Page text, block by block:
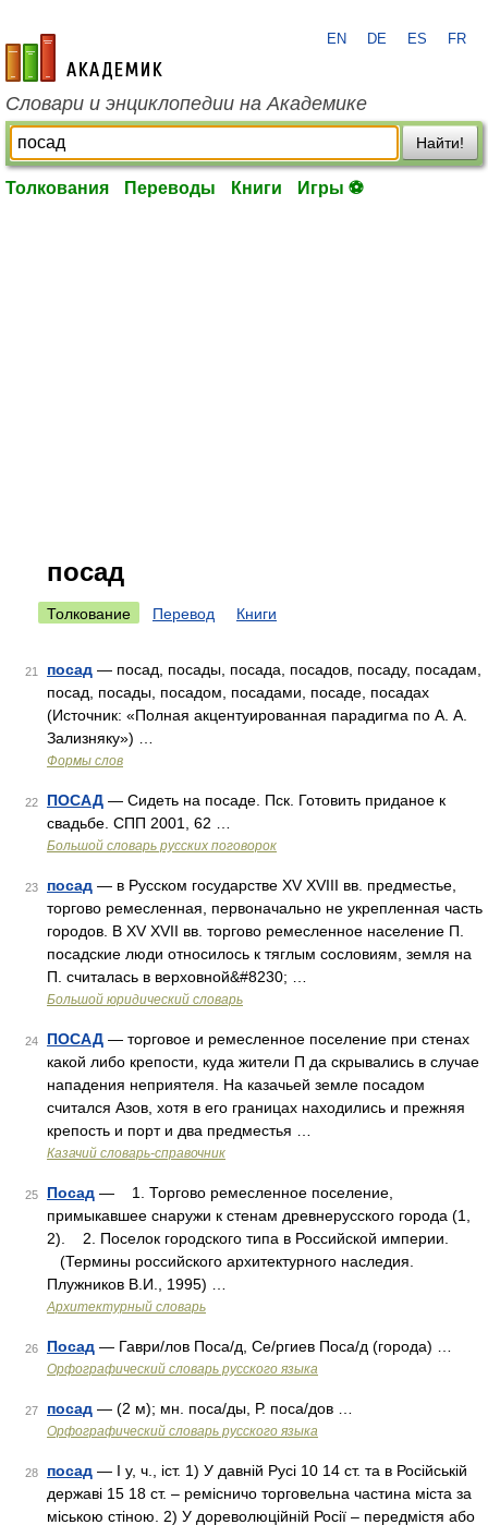
academic.ru
EN DE ES FR
Словари и энциклопедии на Академике
Найти!
Толкования Переводы Книги Игры ⚽
посад
Толкование Перевод Книги
21 посад — посад, посады, посада, посадов, посаду, посадам,
посад, посады, посадом, посадами, посаде, посадах
(Источник: «Полная акцентуированная парадигма по А. А.
Зализняку») …
Формы слов
22 ПОСАД — Сидеть на посаде. Пск. Готовить приданое к
свадьбе. СПП 2001, 62 …
Большой словарь русских поговорок
23 посад — в Русском государстве XV XVIII вв. предместье,
торгово ремесленная, первоначально не укрепленная часть
городов. В XV XVII вв. торгово ремесленное население П.
посадские люди относилось к тяглым сословиям, земля на
П. считалась в верховной&#8230; …
Большой юридический словарь
24 ПОСАД — торговое и ремесленное поселение при стенах
какой либо крепости, куда жители П да скрывались в случае
нападения неприятеля. На казачьей земле посадом
считался Азов, хотя в его границах находились и прежняя
крепость и порт и два предместья …
Казачий словарь-справочник
25 Посад — 1. Торгово ремесленное поселение,
примыкавшее снаружи к стенам древнерусского города (1,
2). 2. Поселок городского типа в Российской империи.
(Термины российского архитектурного наследия.
Плужников В.И., 1995) …
Архитектурный словарь
26 Посад — Гаври/лов Поса/д, Се/ргиев Поса/д (города) …
Орфографический словарь русского языка
27 посад — (2 м); мн. поса/ды, Р. поса/дов …
Орфографический словарь русского языка
28 посад — I у, ч., іст. 1) У давній Русі 10 14 ст. та в Російській
державі 15 18 ст. – ремісничо торговельна частина міста за
міською стіною. 2) У дореволюційній Росії – передмістя або